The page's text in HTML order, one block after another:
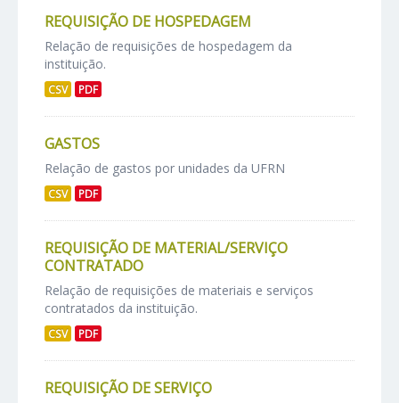
REQUISIÇÃO DE HOSPEDAGEM
Relação de requisições de hospedagem da
instituição.
CSV PDF
GASTOS
Relação de gastos por unidades da UFRN
CSV PDF
REQUISIÇÃO DE MATERIAL/SERVIÇO
CONTRATADO
Relação de requisições de materiais e serviços
contratados da instituição.
CSV PDF
REQUISIÇÃO DE SERVIÇO